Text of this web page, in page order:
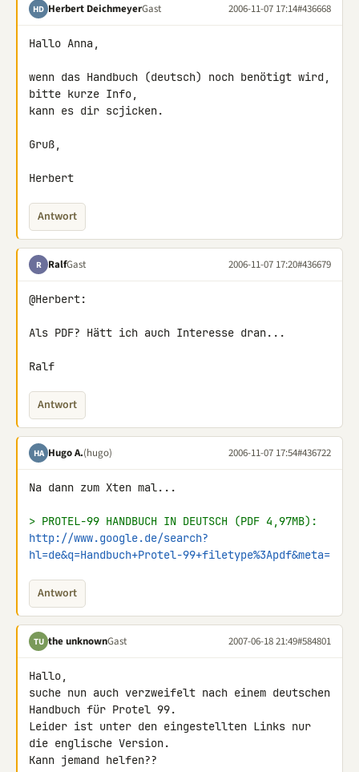
HD Herbert DeichmeyerGast 2006-11-07 17:14#436668
Hallo Anna,
wenn das Handbuch (deutsch) noch benötigt wird,
bitte kurze Info,
kann es dir scjicken.
Gruß,
Herbert
Antwort
R RalfGast 2006-11-07 17:20#436679
@Herbert:
Als PDF? Hätt ich auch Interesse dran...
Ralf
Antwort
HA Hugo A.(hugo) 2006-11-07 17:54#436722
Na dann zum Xten mal...
> PROTEL-99 HANDBUCH IN DEUTSCH (PDF 4,97MB):
http://www.google.de/search?
hl=de&q=Handbuch+Protel-99+filetype%3Apdf&meta=
Antwort
TU the unknownGast 2007-06-18 21:49#584801
Hallo,
suche nun auch verzweifelt nach einem deutschen
Handbuch für Protel 99.
Leider ist unter den eingestellten Links nur
die englische Version.
Kann jemand helfen??